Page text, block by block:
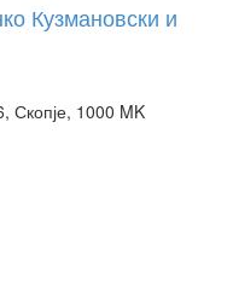
Кузмановски и
Скопје, 1000 MK